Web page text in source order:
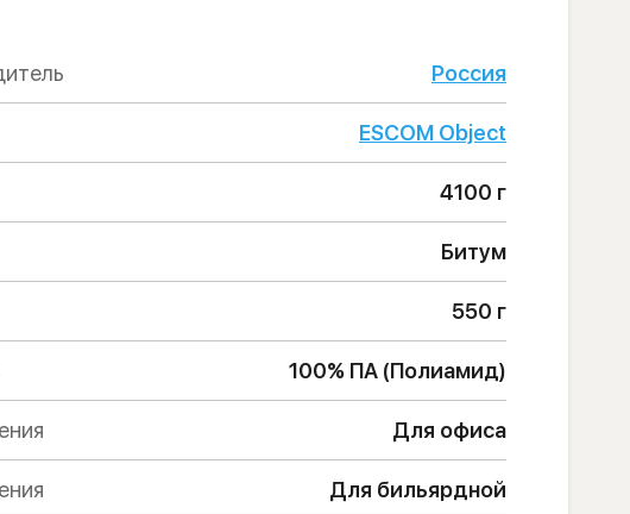
Россия
ESCOM Object
4100 г
Битум
550 г
100% ПА (Полиамид)
Для офиса
Для бильярдной